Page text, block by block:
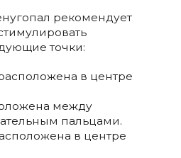
рекомендует
точки:
в центре
между
пальцами.
в центре